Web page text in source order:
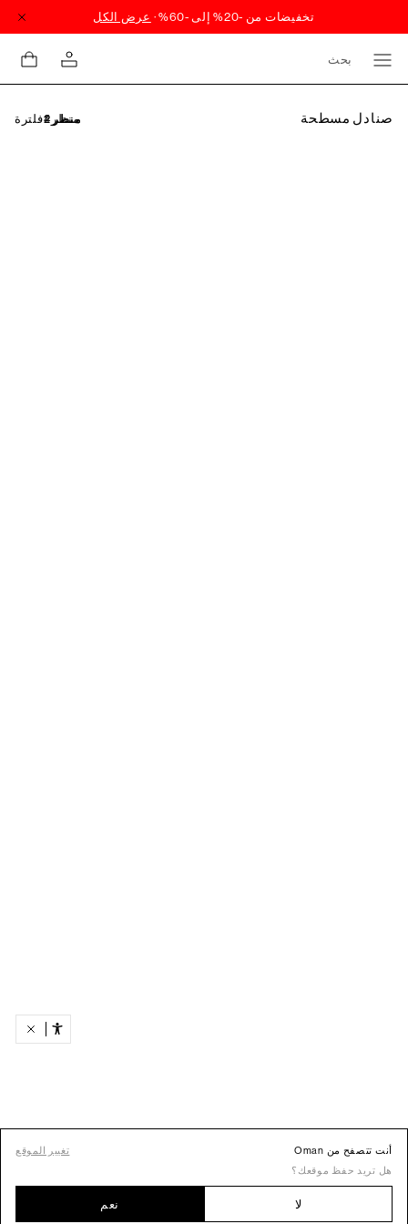
بحث
صنادل مسطحة فلترة
أنت تتصفح من Oman
تغيير الموقع
هل تريد حفظ موقعك؟
لا نعم